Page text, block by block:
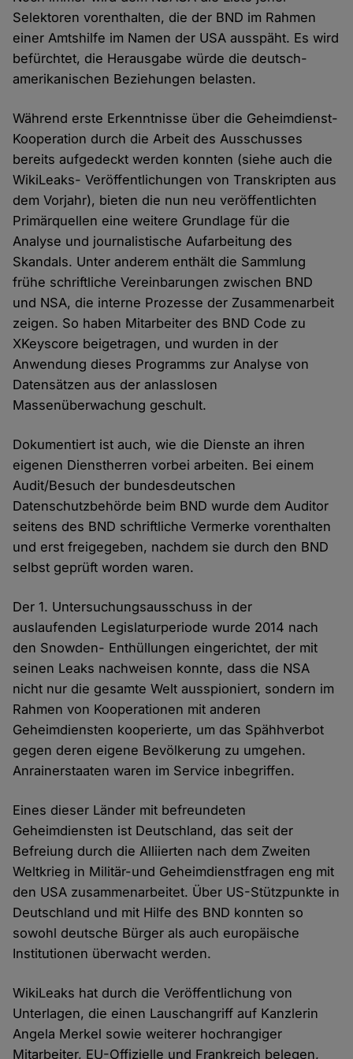
Selektoren vorenthalten, die der BND im Rahmen
einer Amtshilfe im Namen der USA ausspäht. Es wird
befürchtet, die Herausgabe würde die deutsch-
amerikanischen Beziehungen belasten.
Während erste Erkenntnisse über die Geheimdienst-
Kooperation durch die Arbeit des Ausschusses
bereits aufgedeckt werden konnten (siehe auch die
WikiLeaks- Veröffentlichungen von Transkripten aus
dem Vorjahr), bieten die nun neu veröffentlichten
Primärquellen eine weitere Grundlage für die
Analyse und journalistische Aufarbeitung des
Skandals. Unter anderem enthält die Sammlung
frühe schriftliche Vereinbarungen zwischen BND
und NSA, die interne Prozesse der Zusammenarbeit
zeigen. So haben Mitarbeiter des BND Code zu
XKeyscore beigetragen, und wurden in der
Anwendung dieses Programms zur Analyse von
Datensätzen aus der anlasslosen
Massenüberwachung geschult.
Dokumentiert ist auch, wie die Dienste an ihren
eigenen Dienstherren vorbei arbeiten. Bei einem
Audit/Besuch der bundesdeutschen
Datenschutzbehörde beim BND wurde dem Auditor
seitens des BND schriftliche Vermerke vorenthalten
und erst freigegeben, nachdem sie durch den BND
selbst geprüft worden waren.
Der 1. Untersuchungsausschuss in der
auslaufenden Legislaturperiode wurde 2014 nach
den Snowden- Enthüllungen eingerichtet, der mit
seinen Leaks nachweisen konnte, dass die NSA
nicht nur die gesamte Welt ausspioniert, sondern im
Rahmen von Kooperationen mit anderen
Geheimdiensten kooperierte, um das Spähhverbot
gegen deren eigene Bevölkerung zu umgehen.
Anrainerstaaten waren im Service inbegriffen.
Eines dieser Länder mit befreundeten
Geheimdiensten ist Deutschland, das seit der
Befreiung durch die Alliierten nach dem Zweiten
Weltkrieg in Militär-und Geheimdienstfragen eng mit
den USA zusammenarbeitet. Über US-Stützpunkte in
Deutschland und mit Hilfe des BND konnten so
sowohl deutsche Bürger als auch europäische
Institutionen überwacht werden.
WikiLeaks hat durch die Veröffentlichung von
Unterlagen, die einen Lauschangriff auf Kanzlerin
Angela Merkel sowie weiterer hochrangiger
Mitarbeiter, EU-Offizielle und Frankreich belegen,